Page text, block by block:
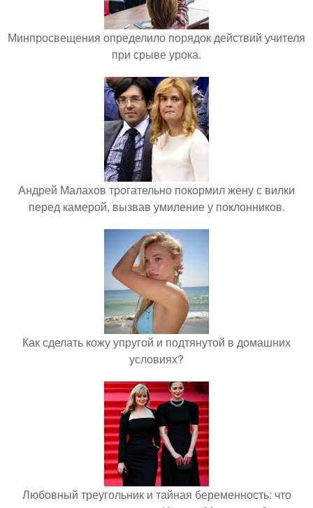
Минпросвещения определило порядок действий учителя
при срыве урока.
Андрей Малахов трогательно покормил жену с вилки
перед камерой, вызвав умиление у поклонников.
Как сделать кожу упругой и подтянутой в домашних
условиях?
Любовный треугольник и тайная беременность: что